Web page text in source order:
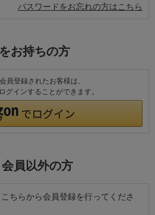
パスワードをお忘れの方はこちら
お持ちの方
員登録されたお客様は、
グインすることができます。
員以外の方
ちらから会員登録を行ってくださ